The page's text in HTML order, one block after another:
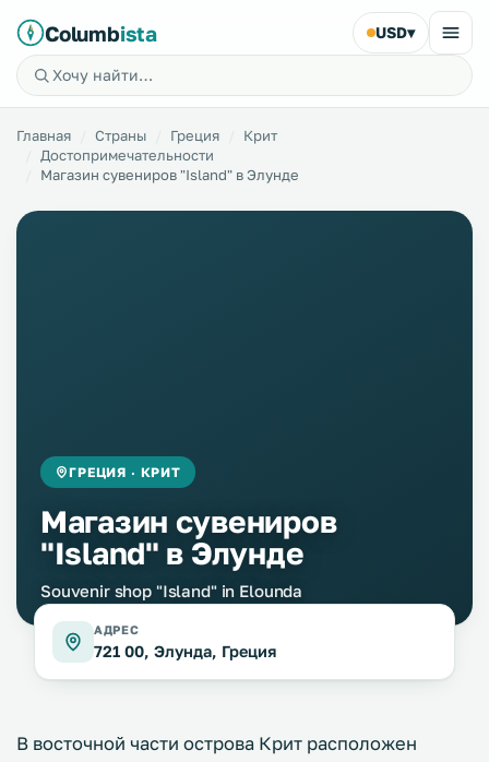
Columbista USD▾
Главная Страны Греция
Крит
Достопримечательности
Магазин сувениров "Island" в Элунде
ГРЕЦИЯ · КРИТ
Магазин сувениров
"Island" в Элунде
Souvenir shop "Island" in Elounda
АДРЕС
721 00, Элунда, Греция
В восточной части острова Крит расположен